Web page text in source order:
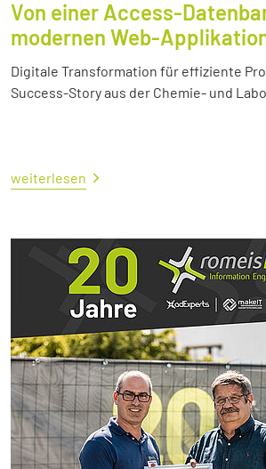
Von einer Access-
modernen Web-
Digitale Transformation für effiziente
Success-Story aus der Chemie- und
weiterlesen